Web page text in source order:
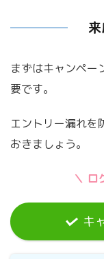
まずはキャンペー
要です。
エントリー漏れを
おきましょう。
＼ ロ
キ